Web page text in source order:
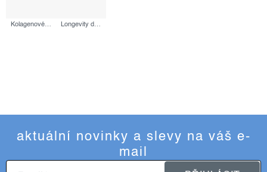
Kolagenové duo, výhodný set Longevity duo, výhodný set
aktuální novinky a slevy na váš e-
mail